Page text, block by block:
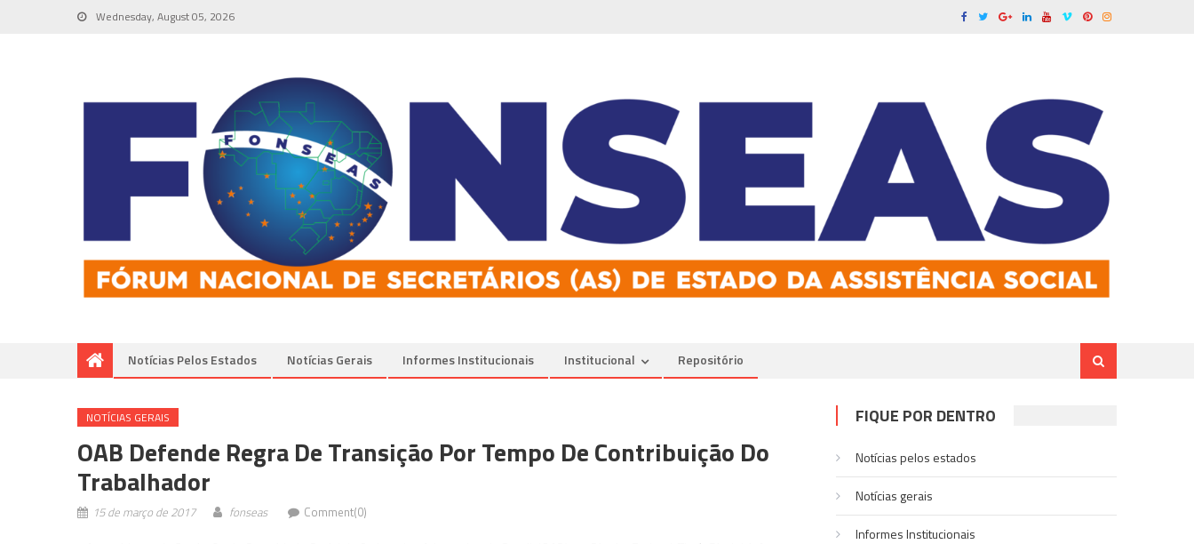
Wednesday, August 05, 2026
Notícias Pelos Estados Notí­cias Gerais Informes Institucionais Institucional Repositório
NOTÍ­CIAS GERAIS
OAB Defende Regra De Transição Por Tempo De Contribuição Do
Trabalhador
15 de março de 2017 fonseas Comment(0)
FIQUE POR DENTRO
Notícias pelos estados
Notí­cias gerais
Informes Institucionais